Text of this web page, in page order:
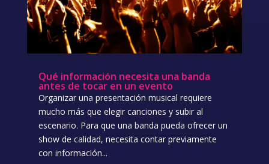
Qué información necesita una banda
antes de tocar en un evento
Organizar una presentación musical requiere
mucho más que elegir canciones y subir al
escenario. Para que una banda pueda ofrecer un
show de calidad, necesita contar previamente
con información...